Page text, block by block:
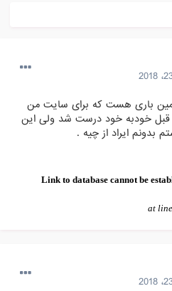
باری هست که برای سایت من
خودبه خود درست شد ولی این
ایراد از چیه .
Link to database cannot be
at